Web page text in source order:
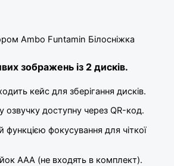
Ambo Funtamin Білосніжка
зображень із 2 дисків.
кейс для зберігання дисків.
озвучку доступну через QR-код.
фокусування для чіткої
ААА (не входять в комплект).